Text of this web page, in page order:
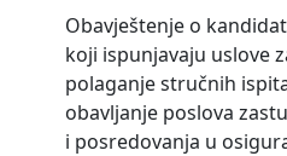
n
o
s
t
i
k
o
i
s
a
r
d
a
i
Obavještenje o
koji ispunjavaju uslove
polaganje stručnih
obavljanje poslova
i posredovanja u